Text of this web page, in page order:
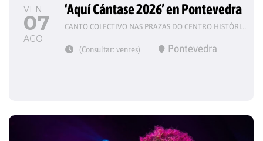
VEN
07
AGO
‘Aquí Cántase 2026’ en Pontevedra
CANTO COLECTIVO NAS PRAZAS DO CENTRO HISTÓRICO
(Consultar: venres) Pontevedra